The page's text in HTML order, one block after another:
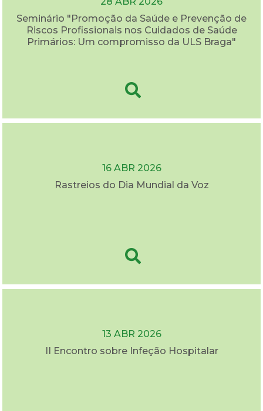
Seminário "Promoção da Saúde e Prevenção de
Riscos Profissionais nos Cuidados de Saúde
Primários: Um compromisso da ULS Braga"
16 ABR 2026
Rastreios do Dia Mundial da Voz
13 ABR 2026
II Encontro sobre Infeção Hospitalar